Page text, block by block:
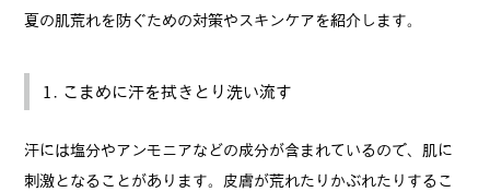
夏の肌荒れを防ぐための対策やスキンケアを紹介します。
1. こまめに汗を拭きとり洗い流す
汗には塩分やアンモニアなどの成分が含まれているので、肌に
刺激となることがあります。皮膚が荒れたりかぶれたりするこ